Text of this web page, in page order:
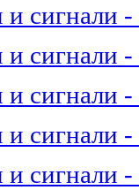
сигнали -
сигнали -
сигнали -
сигнали -
сигнали -